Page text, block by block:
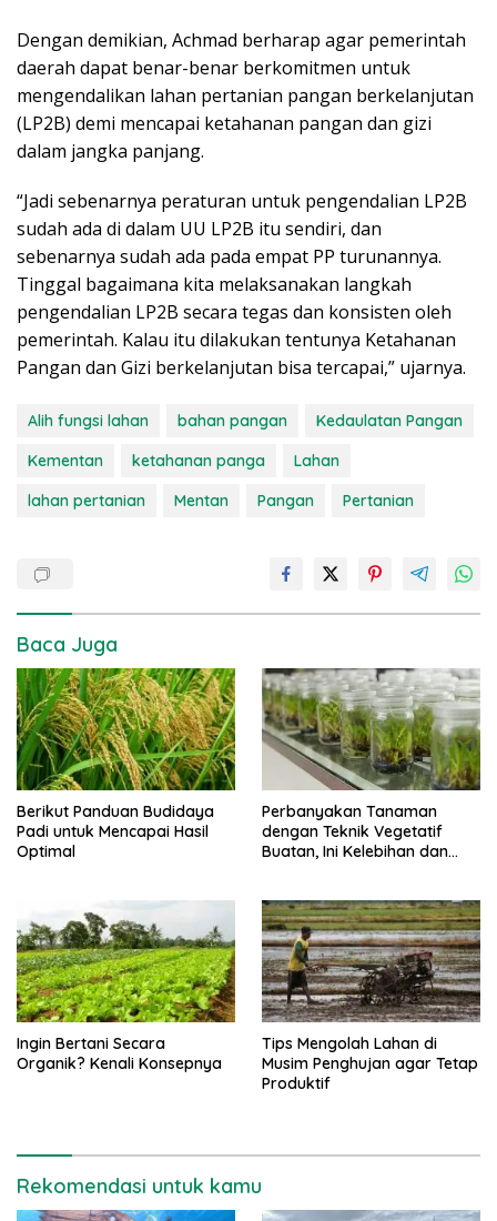
Dengan demikian, Achmad berharap agar pemerintah
daerah dapat benar-benar berkomitmen untuk
mengendalikan lahan pertanian pangan berkelanjutan
(LP2B) demi mencapai ketahanan pangan dan gizi
dalam jangka panjang.
“Jadi sebenarnya peraturan untuk pengendalian LP2B
sudah ada di dalam UU LP2B itu sendiri, dan
sebenarnya sudah ada pada empat PP turunannya.
Tinggal bagaimana kita melaksanakan langkah
pengendalian LP2B secara tegas dan konsisten oleh
pemerintah. Kalau itu dilakukan tentunya Ketahanan
Pangan dan Gizi berkelanjutan bisa tercapai,” ujarnya.
Alih fungsi lahan bahan pangan
Kedaulatan Pangan
Kementan
ketahanan panga
Lahan
lahan pertanian
Mentan Pangan Pertanian
Baca Juga
Berikut Panduan Budidaya
Padi untuk Mencapai Hasil
Optimal
Perbanyakan Tanaman
dengan Teknik Vegetatif
Buatan, Ini Kelebihan dan
Ingin Bertani Secara
Organik? Kenali Konsepnya
Tips Mengolah Lahan di
Musim Penghujan agar Tetap
Produktif
Rekomendasi untuk kamu